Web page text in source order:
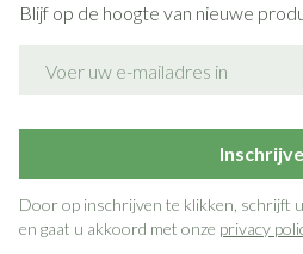
Blijf op de hoogte van nieuwe
Door op inschrijven te klikken, schrijft
en gaat u akkoord met onze privacy